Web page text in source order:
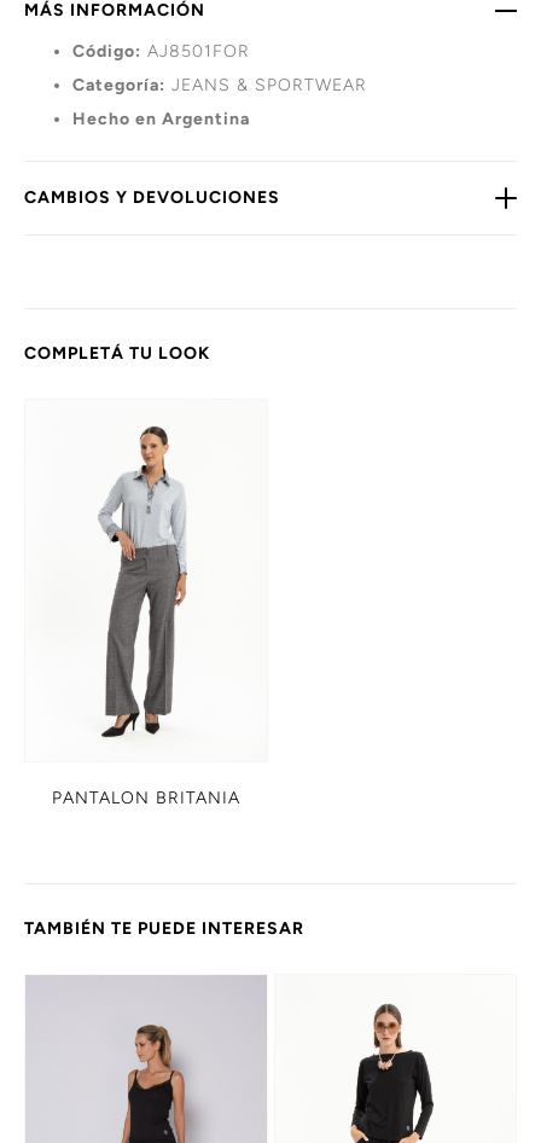
MÁS INFORMACIÓN
Código: AJ8501FOR
Categoría: JEANS & SPORTWEAR
Hecho en Argentina
CAMBIOS Y DEVOLUCIONES
COMPLETÁ TU LOOK
PANTALON BRITANIA
TAMBIÉN TE PUEDE INTERESAR